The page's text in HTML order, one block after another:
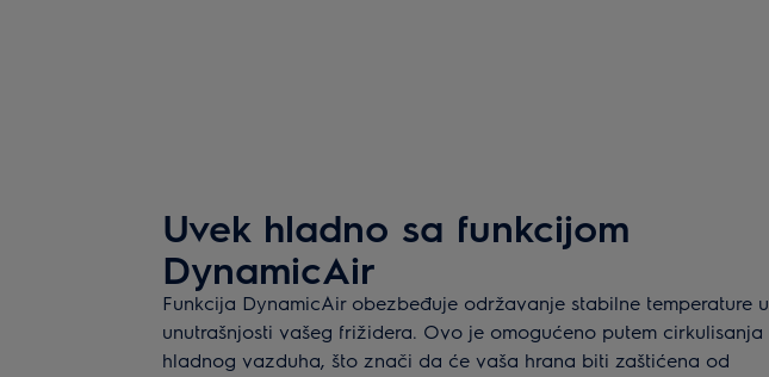
Uvek hladno sa funkcijom
DynamicAir
Funkcija DynamicAir obezbeđuje održavanje stabilne temperature u
unutrašnjosti vašeg frižidera. Ovo je omogućeno putem cirkulisanja
hladnog vazduha, što znači da će vaša hrana biti zaštićena od